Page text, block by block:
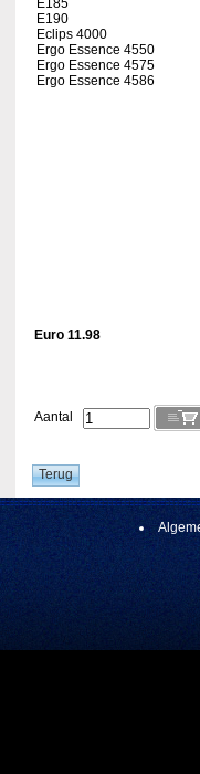
E185
E190
Eclips 4000
Ergo Essence 4550
Ergo Essence 4575
Ergo Essence 4586
Euro 11.98
Aantal